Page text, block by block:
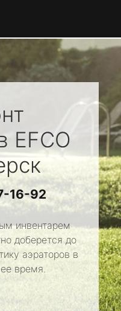
EFCO
16-92
инвентарем
доберется до
аэраторов в
время.